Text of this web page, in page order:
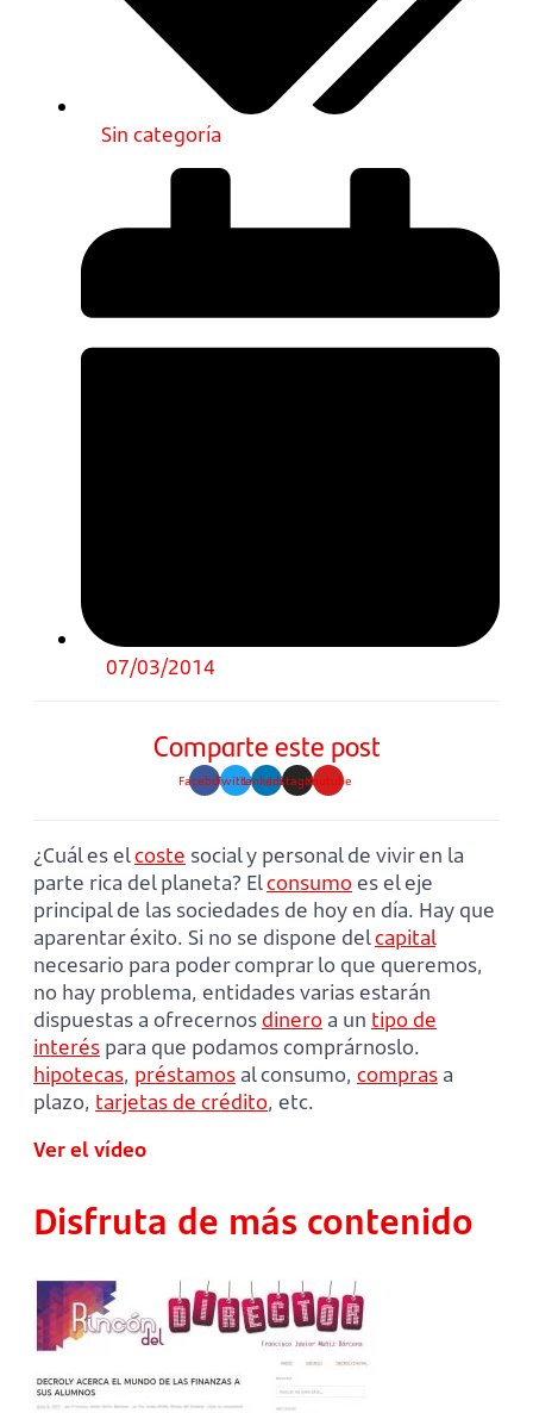
Sin categoría
07/03/2014
Comparte este post
FacebookTwitterLinkedinInstagramYoutube
¿Cuál es elcoste social y personal de vivir en la
parte rica del planeta? Elconsumoes el eje
principal de las sociedades de hoy en día. Hay que
aparentar éxito. Si no se dispone delcapital
necesario para poder comprar lo que queremos,
no hay problema, entidades varias estarán
dispuestas a ofrecernos dinero a un tipo de
interés para que podamos comprárnoslo.
hipotecas, préstamos al consumo, compras a
plazo, tarjetas de crédito, etc.
Ver el vídeo
Disfruta de más contenido